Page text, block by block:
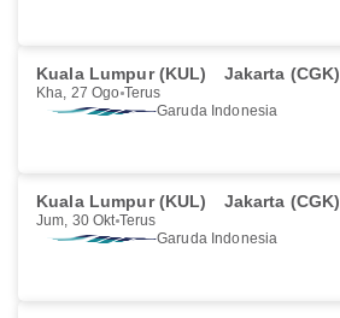
Kuala Lumpur (KUL) Jakarta (CGK)
Kha, 27 Ogo Terus
Garuda Indonesia
Kuala Lumpur (KUL) Jakarta (CGK)
Jum, 30 Okt Terus
Garuda Indonesia